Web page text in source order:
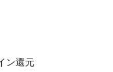
ン還元